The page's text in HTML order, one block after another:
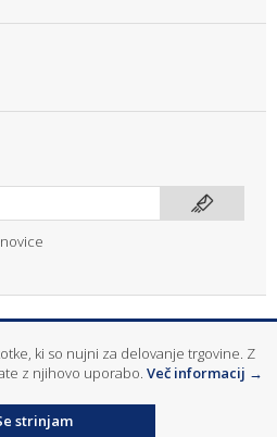
| T: (01) 256 62 46
elektro in drobni material ter servisna
www.vkdesign.si
ki so nujni za delovanje trgovine. Z
z njihovo uporabo. Več informacij →
strinjam